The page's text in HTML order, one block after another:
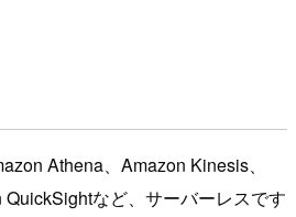
Athena、Amazon Kinesis、
など、サーバーレスです